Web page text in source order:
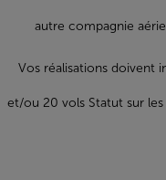
autre compagnie
Vos réalisations doivent
et/ou 20 vols Statut sur